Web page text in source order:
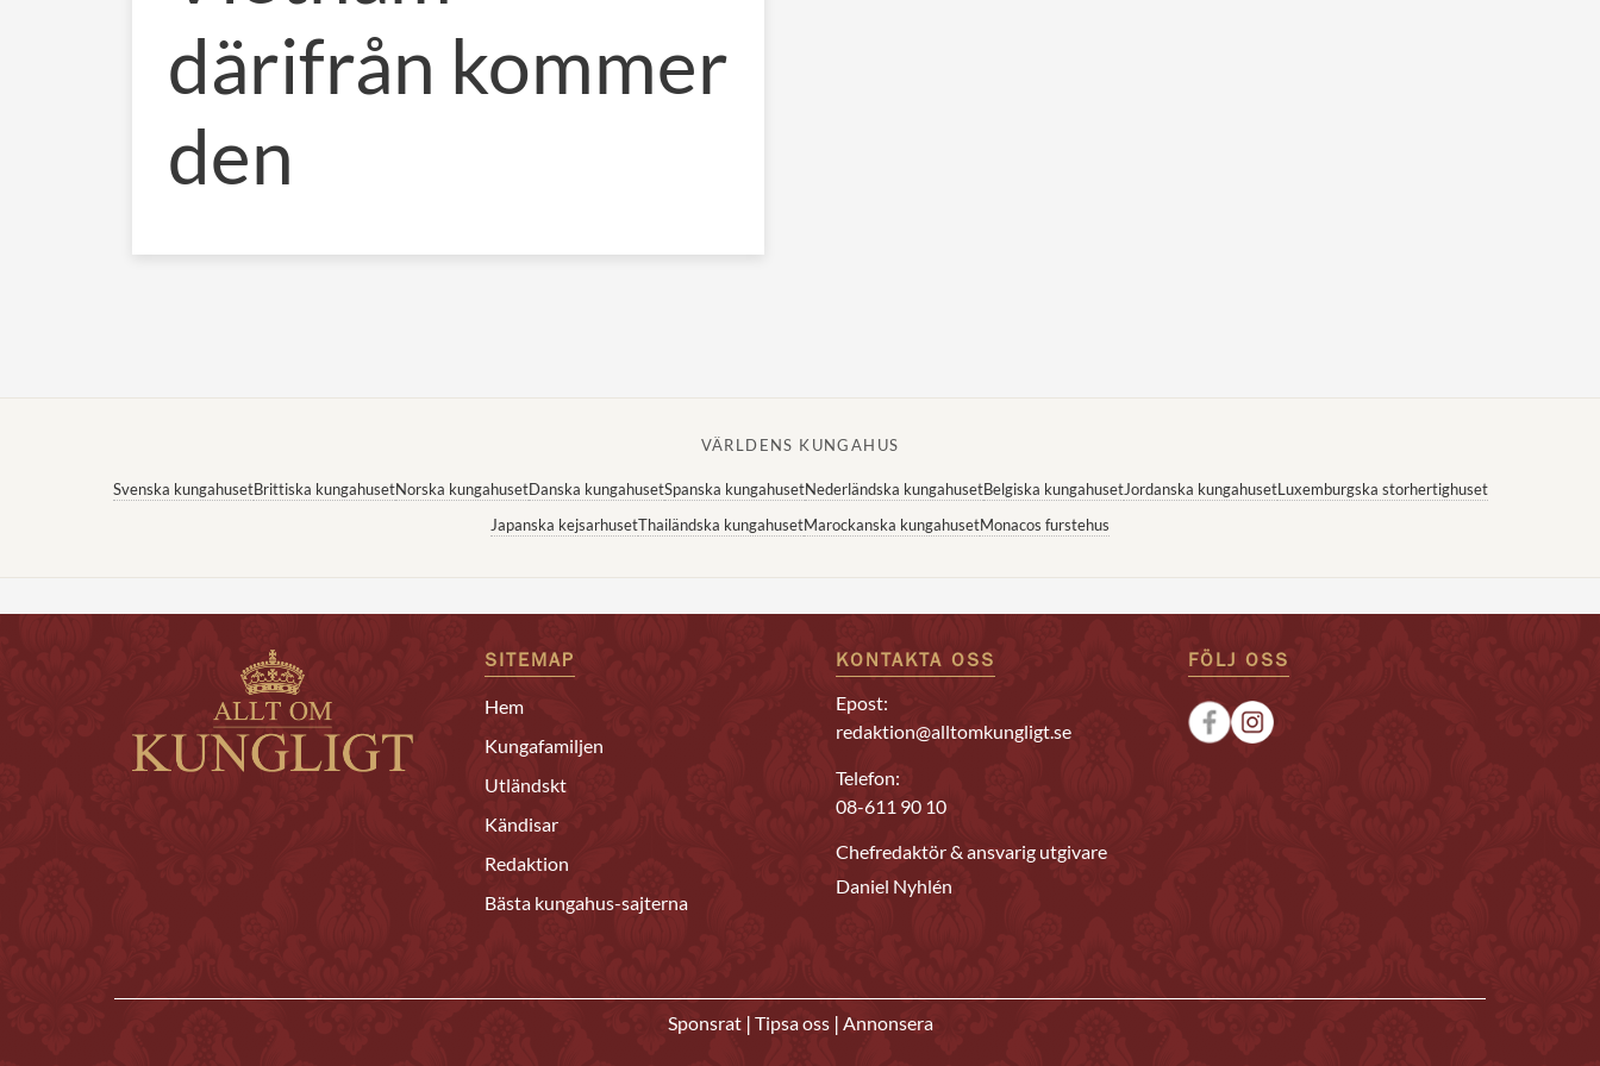
därifrån kommer
den
VÄRLDENS KUNGAHUS
Svenska kungahusetBrittiska kungahusetNorska kungahusetDanska kungahusetSpanska kungahusetNederländska kungahusetBelgiska kungahusetJordanska kungahusetLuxemburgska storhertighuset
Japanska kejsarhusetThailändska kungahusetMarockanska kungahusetMonacos furstehus
SITEMAP
Hem
Kungafamiljen
Utländskt
Kändisar
Redaktion
Bästa kungahus-sajterna
KONTAKTA OSS
Epost:
redaktion@alltomkungligt.se
Telefon:
08-611 90 10
Chefredaktör & ansvarig utgivare
Daniel Nyhlén
FÖLJ OSS
Sponsrat | Tipsa oss | Annonsera